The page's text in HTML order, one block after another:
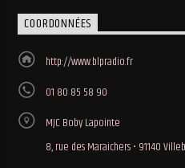
COORDONNÉES
http://www.blpradio.fr
01 80 85 58 90
MJC Boby Lapointe
8, rue des Maraichers • 91140